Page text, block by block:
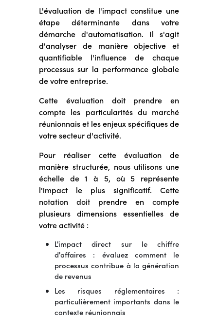
L'évaluation de l'impact constitue une
étape déterminante dans votre
démarche d'automatisation. Il s'agit
d'analyser de manière objective et
quantifiable l'influence de chaque
processus sur la performance globale
de votre entreprise.
Cette évaluation doit prendre en
compte les particularités du marché
réunionnais et les enjeux spécifiques de
votre secteur d'activité.
Pour réaliser cette évaluation de
manière structurée, nous utilisons une
échelle de 1 à 5, où 5 représente
l'impact le plus significatif. Cette
notation doit prendre en compte
plusieurs dimensions essentielles de
votre activité :
L'impact direct sur le chiffre
d'affaires : évaluez comment le
processus contribue à la génération
de revenus
Les risques réglementaires :
particulièrement importants dans le
contexte réunionnais